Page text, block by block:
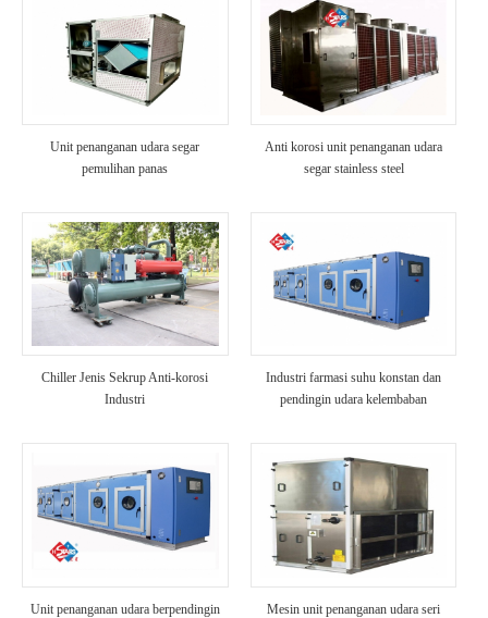
Unit penanganan udara segar
pemulihan panas
Anti korosi unit penanganan udara
segar stainless steel
Chiller Jenis Sekrup Anti-korosi
Industri
Industri farmasi suhu konstan dan
pendingin udara kelembaban
Unit penanganan udara berpendingin
Mesin unit penanganan udara seri